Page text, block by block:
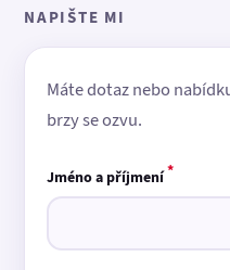
NAPIŠTE MI
Máte dotaz nebo
brzy se ozvu.
Jméno a příjmení*